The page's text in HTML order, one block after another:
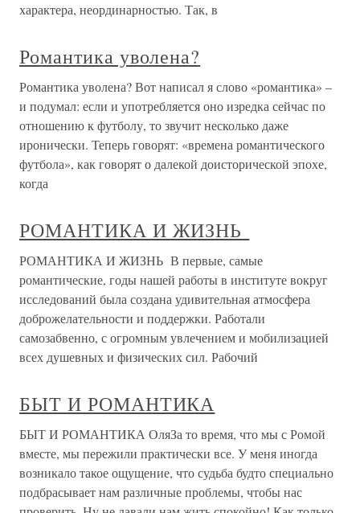
характера, неординарностью. Так, в
Романтика уволена?
Романтика уволена? Вот написал я слово «романтика» –
и подумал: если и употребляется оно изредка сейчас по
отношению к футболу, то звучит несколько даже
иронически. Теперь говорят: «времена романтического
футбола», как говорят о далекой доисторической эпохе,
когда
РОМАНТИКА И ЖИЗНЬ
РОМАНТИКА И ЖИЗНЬ В первые, самые
романтические, годы нашей работы в институте вокруг
исследований была создана удивительная атмосфера
доброжелательности и поддержки. Работали
самозабвенно, с огромным увлечением и мобилизацией
всех душевных и физических сил. Рабочий
БЫТ И РОМАНТИКА
БЫТ И РОМАНТИКА ОляЗа то время, что мы с Ромой
вместе, мы пережили практически все. У меня иногда
возникало такое ощущение, что судьба будто специально
подбрасывает нам различные проблемы, чтобы нас